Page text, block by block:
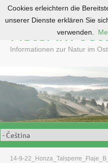
c
e
n
Natur im
Informationen zur Natur im
14-9-
Cookies erleichtern die
unserer Dienste erklären Sie
verwenden.